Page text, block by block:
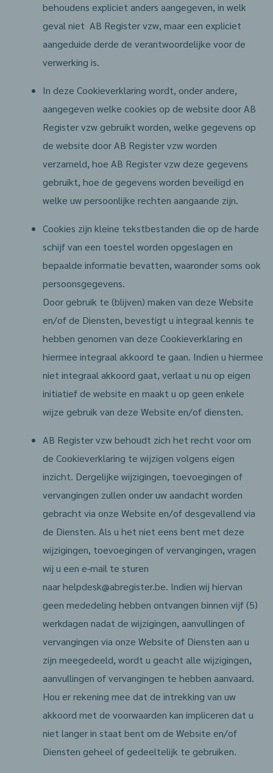
behoudens expliciet anders aangegeven, in welk
geval niet AB Register vzw, maar een expliciet
aangeduide derde de verantwoordelijke voor de
verwerking is.
In deze Cookieverklaring wordt, onder andere,
aangegeven welke cookies op de website door AB
Register vzw gebruikt worden, welke gegevens op
de website door AB Register vzw worden
verzameld, hoe AB Register vzw deze gegevens
gebruikt, hoe de gegevens worden beveiligd en
welke uw persoonlijke rechten aangaande zijn.
Cookies zijn kleine tekstbestanden die op de harde
schijf van een toestel worden opgeslagen en
bepaalde informatie bevatten, waaronder soms ook
persoonsgegevens.
Door gebruik te (blijven) maken van deze Website
en/of de Diensten, bevestigt u integraal kennis te
hebben genomen van deze Cookieverklaring en
hiermee integraal akkoord te gaan. Indien u hiermee
niet integraal akkoord gaat, verlaat u nu op eigen
initiatief de website en maakt u op geen enkele
wijze gebruik van deze Website en/of diensten.
AB Register vzw behoudt zich het recht voor om
de Cookieverklaring te wijzigen volgens eigen
inzicht. Dergelijke wijzigingen, toevoegingen of
vervangingen zullen onder uw aandacht worden
gebracht via onze Website en/of desgevallend via
de Diensten. Als u het niet eens bent met deze
wijzigingen, toevoegingen of vervangingen, vragen
wij u een e-mail te sturen
naar helpdesk@abregister.be. Indien wij hiervan
geen mededeling hebben ontvangen binnen vijf (5)
werkdagen nadat de wijzigingen, aanvullingen of
vervangingen via onze Website of Diensten aan u
zijn meegedeeld, wordt u geacht alle wijzigingen,
aanvullingen of vervangingen te hebben aanvaard.
Hou er rekening mee dat de intrekking van uw
akkoord met de voorwaarden kan impliceren dat u
niet langer in staat bent om de Website en/of
Diensten geheel of gedeeltelijk te gebruiken.